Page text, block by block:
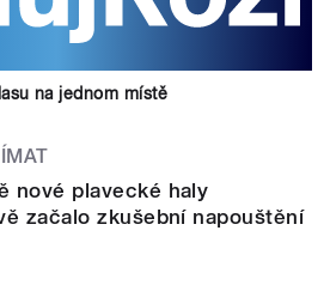
na jednom místě
nové plavecké haly
začalo zkušební napouštění